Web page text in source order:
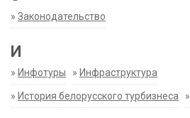
» Законодательство
И
» Инфотуры » Инфраструктура
» История белорусского турбизнеса »